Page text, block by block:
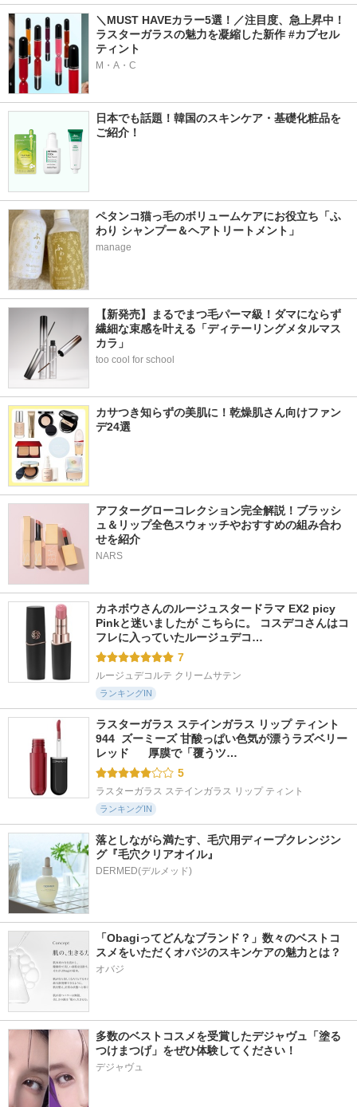
＼MUST HAVEカラー5選！／注目度、急上昇中！
ラスターガラスの魅力を凝縮した新作 #カプセル
ティント
M・A・C
日本でも話題！韓国のスキンケア・基礎化粧品を
ご紹介！
ペタンコ猫っ毛のボリュームケアにお役立ち「ふ
わり シャンプー＆ヘアトリートメント」
manage
【新発売】まるでまつ毛パーマ級！ダマにならず
繊細な束感を叶える「ディテーリングメタルマス
カラ」
too cool for school
カサつき知らずの美肌に！乾燥肌さん向けファン
デ24選
アフターグローコレクション完全解説！ブラッシ
ュ＆リップ全色スウォッチやおすすめの組み合わ
せを紹介
NARS
カネボウさんのルージュスタードラマ EX2 picy
Pinkと迷いましたが こちらに。 コスデコさんはコ
フレに入っていたルージュデコ…
7
ルージュデコルテ クリームサテン
ランキングIN
ラスターガラス ステインガラス リップ ティント
944  ズーミーズ 甘酸っぱい色気が漂うラズベリー
レッド      厚膜で「覆うツ…
5
ラスターガラス ステインガラス リップ ティント
ランキングIN
落としながら満たす、毛穴用ディープクレンジン
グ『毛穴クリアオイル』
「Obagiってどんなブランド？」数々のベストコ
スメをいただくオバジのスキンケアの魅力とは？
オバジ
多数のベストコスメを受賞したデジャヴュ「塗る
つけまつげ」をぜひ体験してください！
デジャヴュ